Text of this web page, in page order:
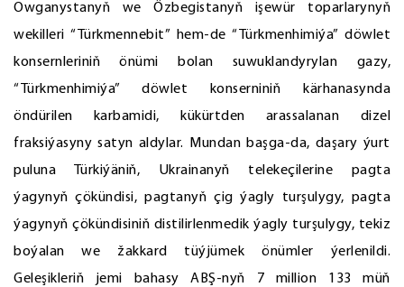
Owganystanyň we Özbegistanyň işewür toparlarynyň
wekilleri “Türkmennebit” hem-de “Türkmenhimiýa” döwlet
konsernleriniň önümi bolan suwuklandyrylan gazy,
“Türkmenhimiýa” döwlet konserniniň kärhanasynda
öndürilen karbamidi, kükürtden arassalanan dizel
fraksiýasyny satyn aldylar. Mundan başga-da, daşary ýurt
puluna Türkiýäniň, Ukrainanyň telekeçilerine pagta
ýagynyň çökündisi, pagtanyň çig ýagly turşulygy, pagta
ýagynyň çökündisiniň distilirlenmedik ýagly turşulygy, tekiz
boýalan we žakkard tüýjümek önümler ýerlenildi.
Geleşikleriň jemi bahasy ABŞ-nyň 7 million 133 müň